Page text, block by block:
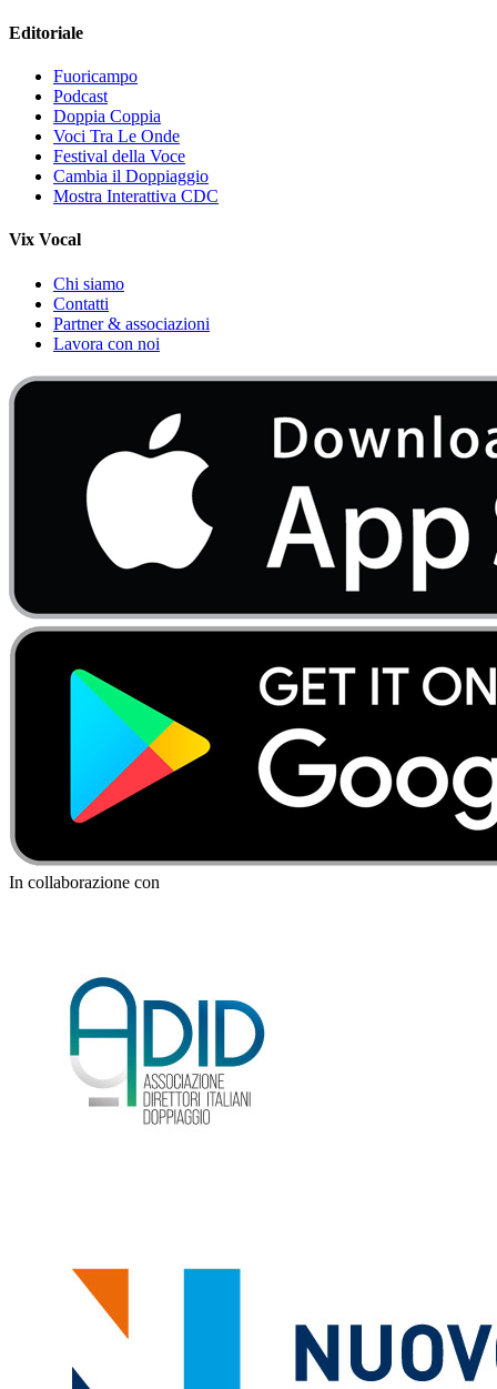
Editoriale
Fuoricampo
Podcast
Doppia Coppia
Voci Tra Le Onde
Festival della Voce
Cambia il Doppiaggio
Mostra Interattiva CDC
Vix Vocal
Chi siamo
Contatti
Partner & associazioni
Lavora con noi
In collaborazione con